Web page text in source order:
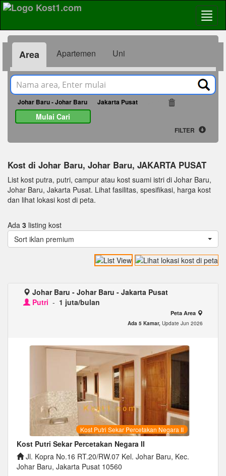
Area Apartemen Uni
Johar Baru - Johar Baru Jakarta Pusat
Mulai Cari
FILTER
Kost di Johar Baru, Johar Baru, JAKARTA PUSAT
List kost putra, putri, campur atau kost suami istri di Johar Baru,
Johar Baru, Jakarta Pusat. Lihat fasilitas, spesifikasi, harga kost
dan lihat lokasi kost di peta.
Ada 3 listing kost
Sort iklan premium
Johar Baru - Johar Baru - Jakarta Pusat
Putri - 1 juta/bulan
Peta Area
Ada 5 Kamar, Update Jun 2026
Kost Putri Sekar Percetakan Negara II
Kost Putri Sekar Percetakan Negara II
Jl. Kopra No.16 RT.20/RW.07 Kel. Johar Baru, Kec.
Johar Baru, Jakarta Pusat 10560